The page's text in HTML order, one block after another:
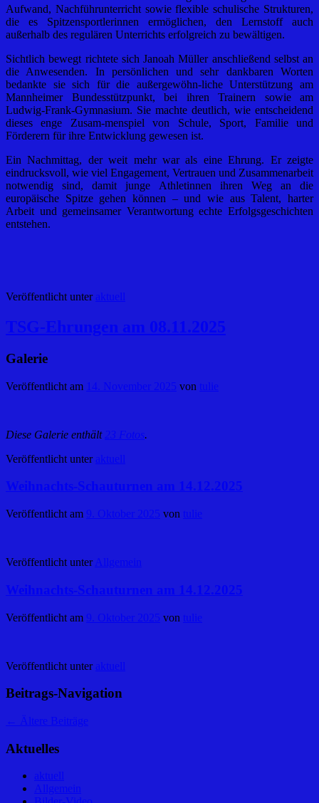
Aufwand, Nachführunterricht sowie flexible schulische Strukturen,
die es Spitzensportlerinnen ermöglichen, den Lernstoff auch
außerhalb des regulären Unterrichts erfolgreich zu bewältigen.
Sichtlich bewegt richtete sich Janoah Müller anschließend selbst an
die Anwesenden. In persönlichen und sehr dankbaren Worten
bedankte sie sich für die außergewöhn-liche Unterstützung am
Mannheimer Bundesstützpunkt, bei ihren Trainern sowie am
Ludwig-Frank-Gymnasium. Sie machte deutlich, wie entscheidend
dieses enge Zusam-menspiel von Schule, Sport, Familie und
Förderern für ihre Entwicklung gewesen ist.
Ein Nachmittag, der weit mehr war als eine Ehrung. Er zeigte
eindrucksvoll, wie viel Engagement, Vertrauen und Zusammenarbeit
notwendig sind, damit junge Athletinnen ihren Weg an die
europäische Spitze gehen können – und wie aus Talent, harter
Arbeit und gemeinsamer Verantwortung echte Erfolgsgeschichten
entstehen.
Veröffentlicht unter aktuell
TSG-Ehrungen am 08.11.2025
Galerie
Veröffentlicht am 14. November 2025 von tulie
Diese Galerie enthält 23 Fotos.
Veröffentlicht unter aktuell
Weihnachts-Schauturnen am 14.12.2025
Veröffentlicht am 9. Oktober 2025 von tulie
Veröffentlicht unter Allgemein
Weihnachts-Schauturnen am 14.12.2025
Veröffentlicht am 9. Oktober 2025 von tulie
Veröffentlicht unter aktuell
Beitrags-Navigation
← Ältere Beiträge
Aktuelles
aktuell
Allgemein